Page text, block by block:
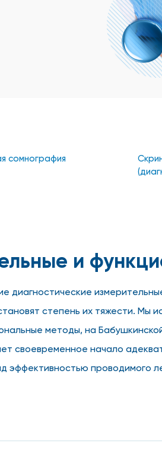
сомнография
и
степень их тяжести.
методы, на
своевременное начало
эффективностью проводимого
и функциональных